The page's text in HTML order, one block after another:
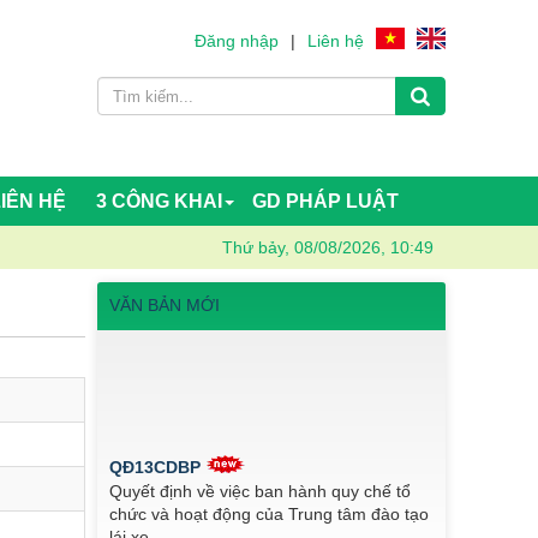
Đăng nhập | Liên hệ
HỆ 3 CÔNG KHAI GD PHÁP LUẬT
Thứ bảy, 08/08/2026, 10:49
VĂN BẢN MỚI
Quyết định về việc ban hành quy chế tổ
chức và hoạt động của Trung tâm đào tạo
lái xe